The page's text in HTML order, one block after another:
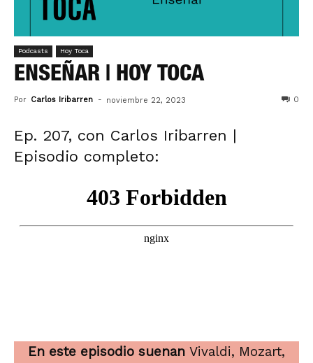
Podcasts Hoy Toca
ENSEÑAR | HOY TOCA
Por Carlos Iribarren - noviembre 22, 2023 0
Ep. 207, con Carlos Iribarren |
Episodio completo:
En este episodio suenan Vivaldi, Mozart,